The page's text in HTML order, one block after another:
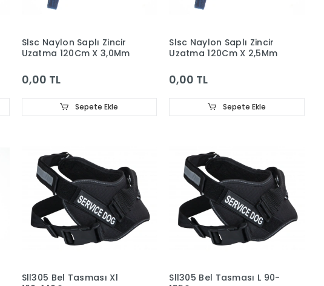
Slsc Naylon Saplı Zincir
Uzatma 120Cm X 3,0Mm
0,00 TL
Sepete Ekle
Slsc Naylon Saplı Zincir
Uzatma 120Cm X 2,5Mm
0,00 TL
Sepete Ekle
Sll305 Bel Tasması Xl
Sll305 Bel Tasması L 90-